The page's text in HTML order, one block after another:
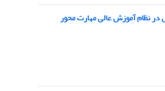
در نظام آموزش عالی مهارت محور